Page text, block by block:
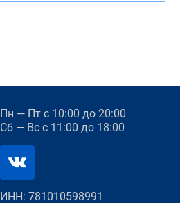
Пн — Пт с 10:00 до 20:00
Сб — Вс с 11:00 до 18:00
ИНН: 781010598991